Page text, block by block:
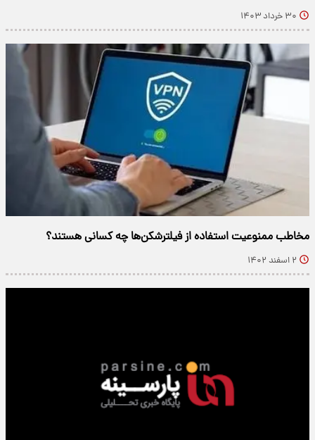
۳۰ خرداد ۱۴۰۳
مخاطب ممنوعیت استفاده از فیلترشکن‌ها چه کسانی هستند؟
۲ اسفند ۱۴۰۲